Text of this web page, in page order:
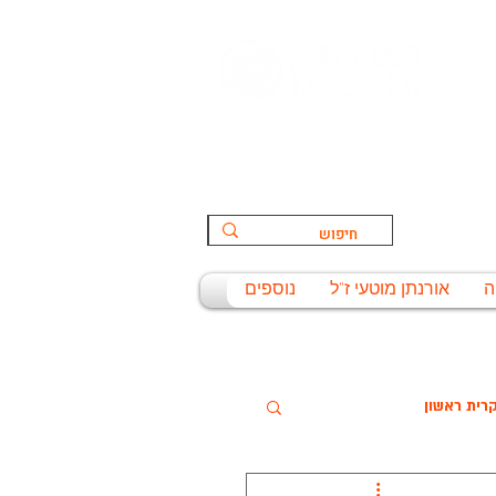
אורנתן מוטעי ז"ל נוספים
קרית ראשון